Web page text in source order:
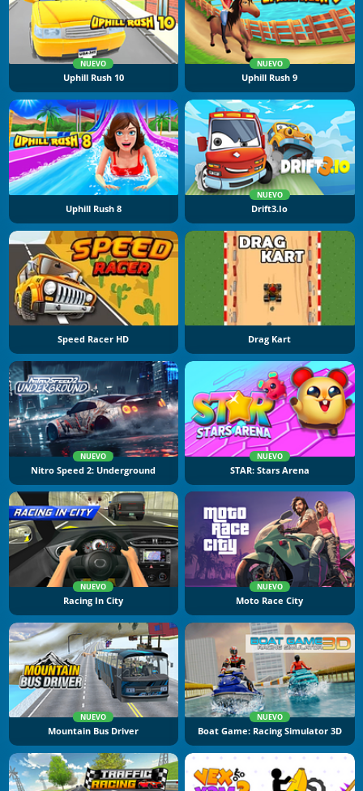
NUEVO
Uphill Rush 10
NUEVO
Uphill Rush 9
Uphill Rush 8
NUEVO
Drift3.io
Speed Racer HD Drag Kart
NUEVO
Nitro Speed 2: Underground
NUEVO
STAR: Stars Arena
NUEVO
Racing In City
NUEVO
Moto Race City
NUEVO
Mountain Bus Driver
NUEVO
Boat Game: Racing Simulator 3D